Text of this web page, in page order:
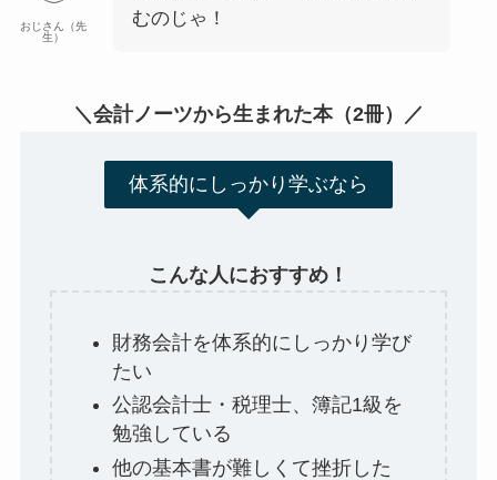
おじさん（先
生）
むのじゃ！
＼会計ノーツから生まれた本（2冊）／
体系的にしっかり学ぶなら
こんな人におすすめ！
財務会計を体系的にしっかり学び
たい
公認会計士・税理士、簿記1級を
勉強している
他の基本書が難しくて挫折した